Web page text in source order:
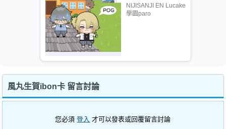
NIJISANJI EN Lucake
學園paro
風丸生賀ibon卡 留言討論
您必須登入 才可以發表或回覆留言討論